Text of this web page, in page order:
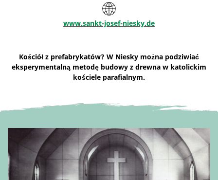
www.sankt-josef-niesky.de
Kościół z prefabrykatów? W Niesky można podziwiać
eksperymentalną metodę budowy z drewna w katolickim
kościele parafialnym.